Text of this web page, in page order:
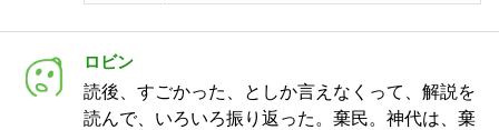
ロビン
読後、すごかった、としか言えなくって、解説を
読んで、いろいろ振り返った。棄民。神代は、棄